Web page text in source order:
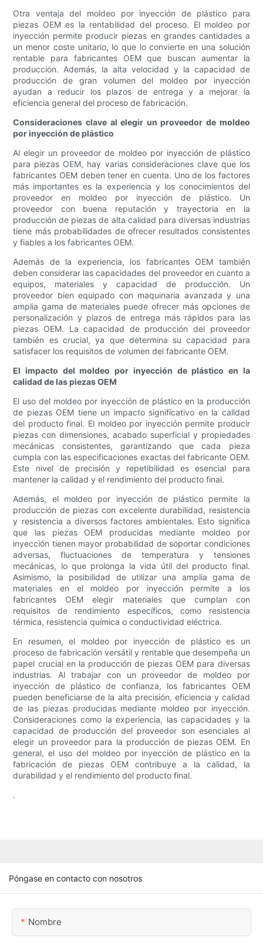
Otra ventaja del moldeo por inyección de plástico para
piezas OEM es la rentabilidad del proceso. El moldeo por
inyección permite producir piezas en grandes cantidades a
un menor coste unitario, lo que lo convierte en una solución
rentable para fabricantes OEM que buscan aumentar la
producción. Además, la alta velocidad y la capacidad de
producción de gran volumen del moldeo por inyección
ayudan a reducir los plazos de entrega y a mejorar la
eficiencia general del proceso de fabricación.
Consideraciones clave al elegir un proveedor de moldeo
por inyección de plástico
Al elegir un proveedor de moldeo por inyección de plástico
para piezas OEM, hay varias consideraciones clave que los
fabricantes OEM deben tener en cuenta. Uno de los factores
más importantes es la experiencia y los conocimientos del
proveedor en moldeo por inyección de plástico. Un
proveedor con buena reputación y trayectoria en la
producción de piezas de alta calidad para diversas industrias
tiene más probabilidades de ofrecer resultados consistentes
y fiables a los fabricantes OEM.
Además de la experiencia, los fabricantes OEM también
deben considerar las capacidades del proveedor en cuanto a
equipos, materiales y capacidad de producción. Un
proveedor bien equipado con maquinaria avanzada y una
amplia gama de materiales puede ofrecer más opciones de
personalización y plazos de entrega más rápidos para las
piezas OEM. La capacidad de producción del proveedor
también es crucial, ya que determina su capacidad para
satisfacer los requisitos de volumen del fabricante OEM.
El impacto del moldeo por inyección de plástico en la
calidad de las piezas OEM
El uso del moldeo por inyección de plástico en la producción
de piezas OEM tiene un impacto significativo en la calidad
del producto final. El moldeo por inyección permite producir
piezas con dimensiones, acabado superficial y propiedades
mecánicas consistentes, garantizando que cada pieza
cumpla con las especificaciones exactas del fabricante OEM.
Este nivel de precisión y repetibilidad es esencial para
mantener la calidad y el rendimiento del producto final.
Además, el moldeo por inyección de plástico permite la
producción de piezas con excelente durabilidad, resistencia
y resistencia a diversos factores ambientales. Esto significa
que las piezas OEM producidas mediante moldeo por
inyección tienen mayor probabilidad de soportar condiciones
adversas, fluctuaciones de temperatura y tensiones
mecánicas, lo que prolonga la vida útil del producto final.
Asimismo, la posibilidad de utilizar una amplia gama de
materiales en el moldeo por inyección permite a los
fabricantes OEM elegir materiales que cumplan con
requisitos de rendimiento específicos, como resistencia
térmica, resistencia química o conductividad eléctrica.
En resumen, el moldeo por inyección de plástico es un
proceso de fabricación versátil y rentable que desempeña un
papel crucial en la producción de piezas OEM para diversas
industrias. Al trabajar con un proveedor de moldeo por
inyección de plástico de confianza, los fabricantes OEM
pueden beneficiarse de la alta precisión, eficiencia y calidad
de las piezas producidas mediante moldeo por inyección.
Consideraciones como la experiencia, las capacidades y la
capacidad de producción del proveedor son esenciales al
elegir un proveedor para la producción de piezas OEM. En
general, el uso del moldeo por inyección de plástico en la
fabricación de piezas OEM contribuye a la calidad, la
durabilidad y el rendimiento del producto final.
.
Póngase en contacto con nosotros
Nombre